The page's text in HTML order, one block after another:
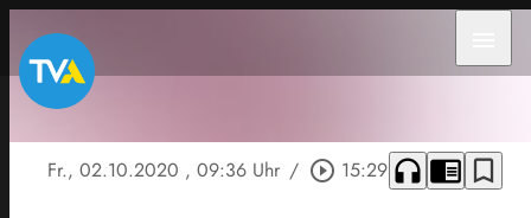
Fr., 02.10.2020 , 09:36 Uhr / play_circle_outline 15:29 headphones chrome_reader_mode bookmark_border